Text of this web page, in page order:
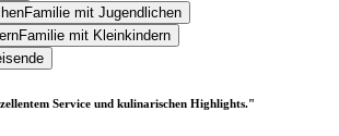
Familie mit Jugendlichen
Familie mit Kleinkindern
Service und kulinarischen Highlights."